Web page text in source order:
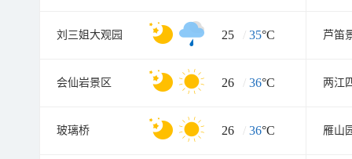
刘三姐大观园 25 / 35°C 芦笛
会仙岩景区 26 / 36°C
玻璃桥 26 / 36°C 雁山